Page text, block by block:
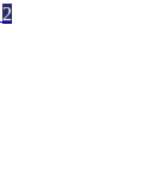
2